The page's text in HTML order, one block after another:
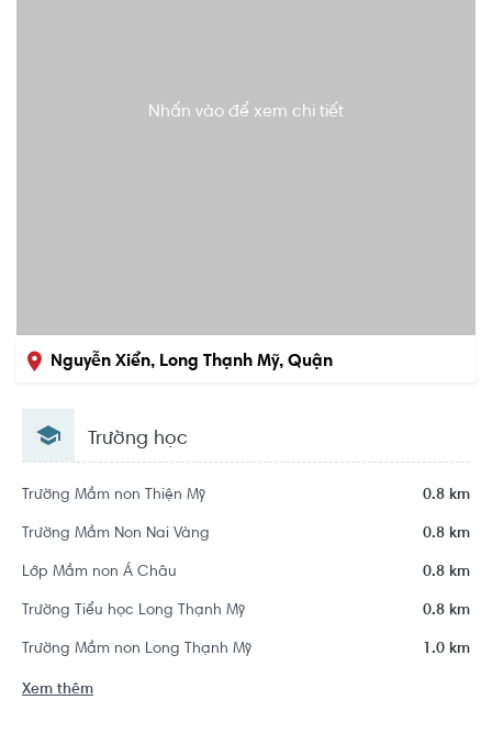
Nhấn vào để xem chi tiết
Nguyễn Xiển, Long Thạnh Mỹ, Quận
Trường học
Trường Mầm non Thiện Mỹ 0.8 km
Trường Mầm Non Nai Vàng 0.8 km
Lớp Mầm non Á Châu 0.8 km
Trường Tiểu học Long Thạnh Mỹ 0.8 km
Trường Mầm non Long Thạnh Mỹ 1.0 km
Xem thêm